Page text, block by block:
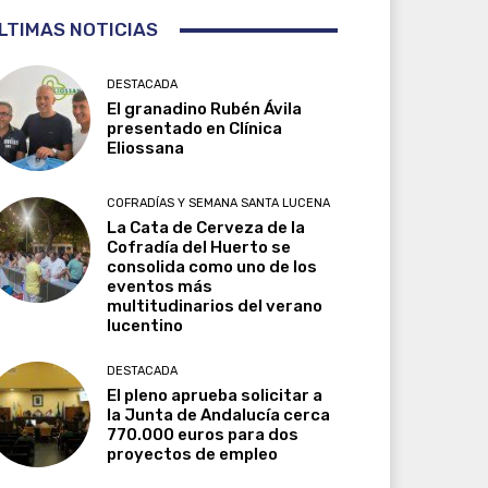
NOTICIAS
DESTACADA
El granadino Rubén Ávila
presentado en Clínica
Eliossana
COFRADÍAS Y SEMANA SANTA LUCENA
La Cata de Cerveza de la
Cofradía del Huerto se
consolida como uno de los
eventos más
multitudinarios del verano
lucentino
DESTACADA
El pleno aprueba solicitar a
la Junta de Andalucía cerca
770.000 euros para dos
proyectos de empleo